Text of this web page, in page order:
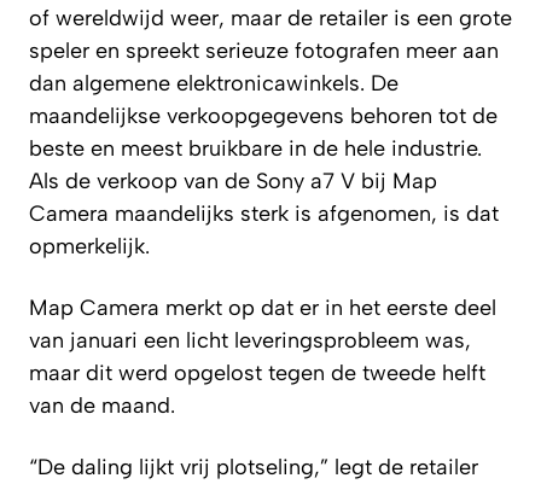
of wereldwijd weer, maar de retailer is een grote
speler en spreekt serieuze fotografen meer aan
dan algemene elektronicawinkels. De
maandelijkse verkoopgegevens behoren tot de
beste en meest bruikbare in de hele industrie.
Als de verkoop van de Sony a7 V bij Map
Camera maandelijks sterk is afgenomen, is dat
opmerkelijk.
Map Camera merkt op dat er in het eerste deel
van januari een licht leveringsprobleem was,
maar dit werd opgelost tegen de tweede helft
van de maand.
“De daling lijkt vrij plotseling,” legt de retailer